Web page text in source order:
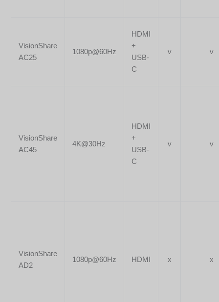
VisionShare
AC25
1080p@60Hz
HDMI
+
USB-
C
v v
VisionShare
AC45
4K@30Hz
HDMI
+
USB-
C
v v
VisionShare
AD2
1080p@60Hz HDMI x x